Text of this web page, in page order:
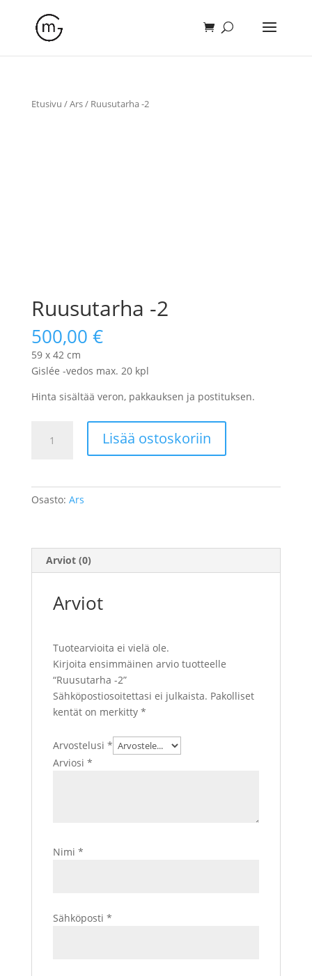
Etusivu /Ars/ Ruusutarha -2
Ruusutarha -2
500,00 €
59 x 42 cm
Gislée -vedos max. 20 kpl
Hinta sisältää veron, pakkauksen ja postituksen.
Lisää ostoskoriin
Osasto: Ars
Arviot (0)
Arviot
Tuotearvioita ei vielä ole.
Kirjoita ensimmäinen arvio tuotteelle
“Ruusutarha -2”
Sähköpostiosoitettasi ei julkaista. Pakolliset
kentät on merkitty *
Arvostelusi *
Arviosi *
Nimi *
Sähköposti *